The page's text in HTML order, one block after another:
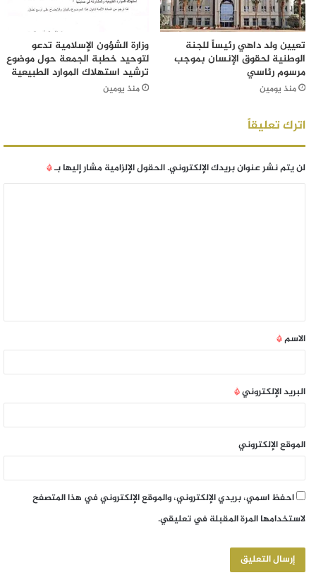
تعيين ولد داهي رئيساً للجنة
الوطنية لحقوق الإنسان بموجب
مرسوم رئاسي
منذ يومين
وزارة الشؤون الإسلامية تدعو
لتوحيد خطبة الجمعة حول موضوع
ترشيد استهلاك الموارد الطبيعية
منذ يومين
اترك تعليقاً
لن يتم نشر عنوان بريدك الإلكتروني.الحقول الإلزامية مشار إليها بـ*
الاسم*
البريد الإلكتروني*
الموقع الإلكتروني
احفظ اسمي، بريدي الإلكتروني، والموقع الإلكتروني في هذا المتصفح
لاستخدامها المرة المقبلة في تعليقي.